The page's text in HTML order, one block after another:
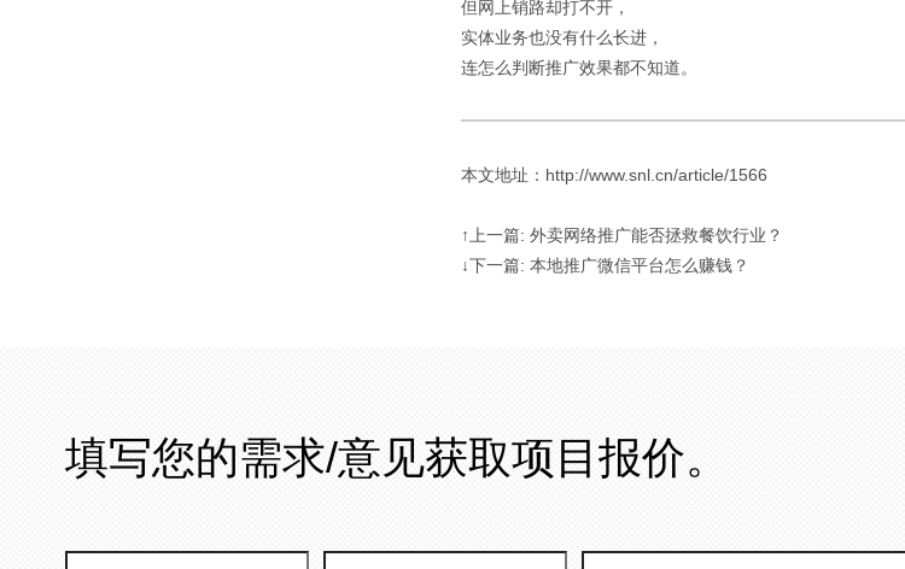
但网上销路却打不开，
实体业务也没有什么长进，
连怎么判断推广效果都不知道。
本文地址：http://www.snl.cn/article/1566
↑上一篇: 外卖网络推广能否拯救餐饮行业？
↓下一篇: 本地推广微信平台怎么赚钱？
填写您的需求/意见获取项目报价。